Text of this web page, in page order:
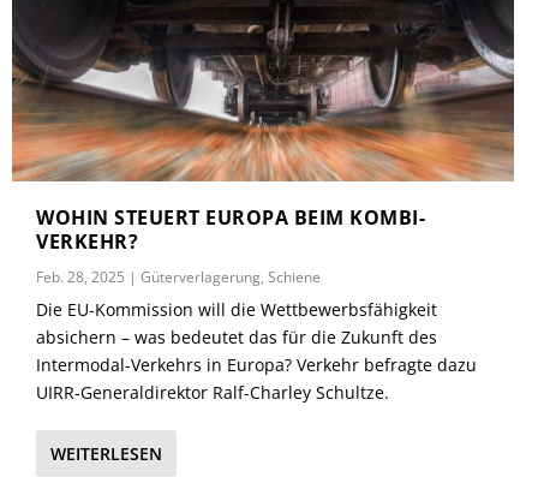
WOHIN STEUERT EUROPA BEIM KOMBI-
VERKEHR?
Feb. 28, 2025 |Güterverlagerung,Schiene
Die EU-Kommission will die Wettbewerbsfähigkeit
absichern – was bedeutet das für die Zukunft des
Intermodal-Verkehrs in Europa? Verkehr befragte dazu
UIRR-Generaldirektor Ralf-Charley Schultze.
WEITERLESEN